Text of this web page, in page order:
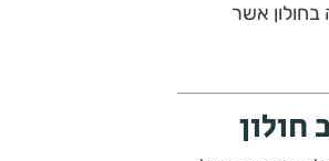
בחולון אשר